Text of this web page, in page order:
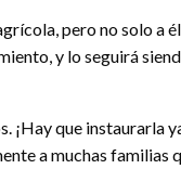
pero no solo a
y lo seguirá
¡Hay que instaurarla
a muchas familias